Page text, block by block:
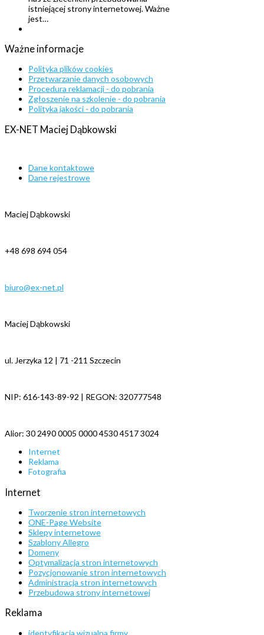
istniejącej strony internetowej. Ważne
jest…
Ważne informacje
Polityka plików cookies
Przetwarzanie danych osobowych
Procedura reklamacji - do pobrania
Zgłoszenie na szkolenie - do pobrania
Polityka jakości - do pobrania
EX-NET Maciej Dąbkowski
Dane kontaktowe
Dane rejestrowe
Maciej Dąbkowski
+48 698 694 054
biuro@ex-net.pl
Maciej Dąbkowski
ul. Jerzyka 12 | 71 -211 Szczecin
NIP: 616-143-89-92 | REGON: 320777548
Alior: 30 2490 0005 0000 4530 4517 3024
Internet
Reklama
Fotografia
Internet
Tworzenie stron internetowych
ONE-Page Website
Sklepy internetowe
Szablony Allegro
Domeny
Optymalizacja stron internetowych
Pozycjonowanie stron internetowych
Administracja stron internetowych
Przebudowa strony internetowej
Reklama
identyfikacja wizualna firmy